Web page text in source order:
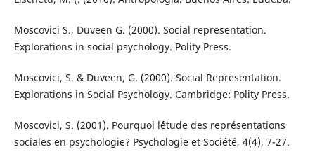
Moscovici S., Duveen G. (2000). Social representation.
Explorations in social psychology. Polity Press.
Moscovici, S. & Duveen, G. (2000). Social Representation.
Explorations in Social Psychology. Cambridge: Polity Press.
Moscovici, S. (2001). Pourquoi l´étude des représentations
sociales en psychologie? Psychologie et Société, 4(4), 7-27.